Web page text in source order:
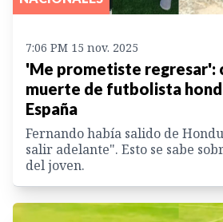
7:06 PM 15 nov. 2025
'Me prometiste regresar':
muerte de futbolista
España
Fernando había salido de
salir adelante". Esto se sabe
del joven.